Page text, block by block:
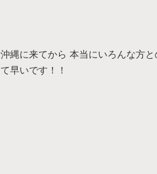
沖縄に来てから 本当にいろんな方
て早いです！！